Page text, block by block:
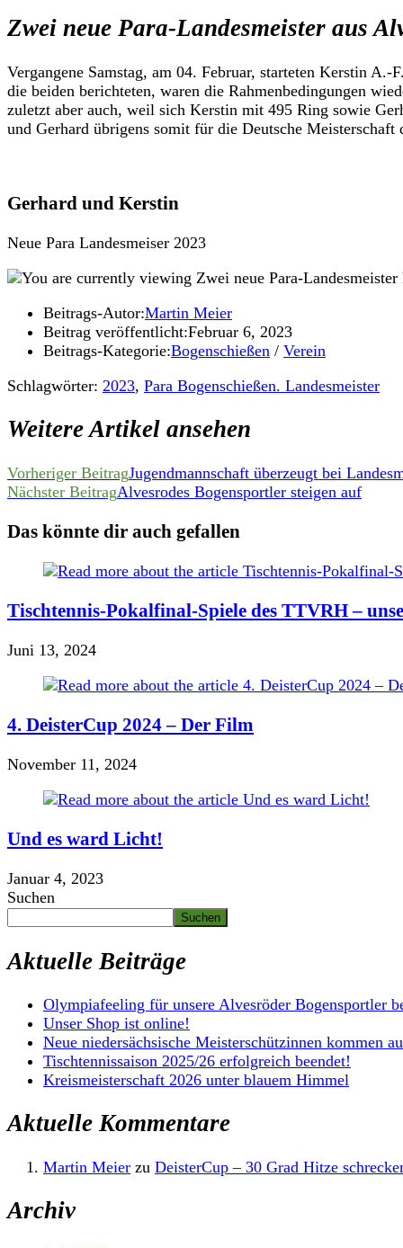
Zwei neue Para-Landesmeister aus
Vergangene Samstag, am 04. Februar, starteten Kerstin
die beiden berichteten, waren die Rahmenbedingungen
zuletzt aber auch, weil sich Kerstin mit 495 Ring sowie
und Gerhard übrigens somit für die Deutsche
Gerhard und Kerstin
Neue Para Landesmeiser 2023
Beitrags-Autor:Martin Meier
Beitrag veröffentlicht:Februar 6, 2023
Beitrags-Kategorie:Bogenschießen / Verein
Schlagwörter: 2023, Para Bogenschießen. Landesmeister
Weitere Artikel ansehen
Vorheriger BeitragJugendmannschaft überzeugt bei
Nächster BeitragAlvesrodes Bogensportler steigen auf
Das könnte dir auch gefallen
Tischtennis-Pokalfinal-Spiele des TTVRH –
Juni 13, 2024
4. DeisterCup 2024 – Der Film
November 11, 2024
Und es ward Licht!
Januar 4, 2023
Suchen
Suchen
Aktuelle Beiträge
Olympiafeeling für unsere Alvesröder Bogensportler
Unser Shop ist online!
Neue niedersächsische Meisterschützinnen kommen
Tischtennissaison 2025/26 erfolgreich beendet!
Kreismeisterschaft 2026 unter blauem Himmel
Aktuelle Kommentare
Martin Meier zu DeisterCup – 30 Grad Hitze
Archiv